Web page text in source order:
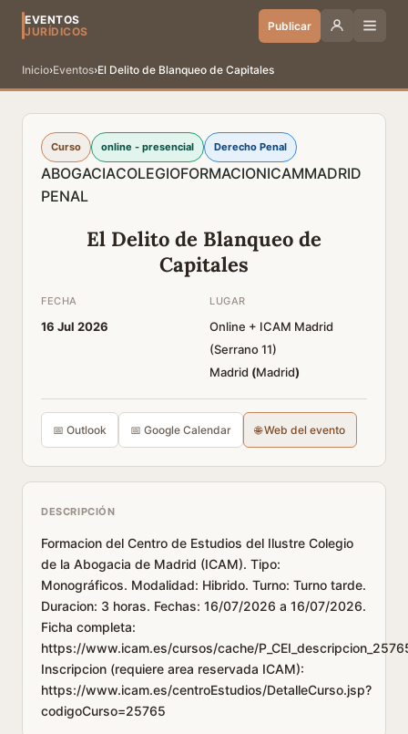
EVENTOS
JURÍDICOS
Publicar
Inicio›Eventos›El Delito de Blanqueo de Capitales
Curso online - presencial Derecho Penal
ABOGACIACOLEGIOFORMACIONICAMMADRID
PENAL
El Delito de Blanqueo de
Capitales
FECHA
16 Jul 2026
LUGAR
Online + ICAM Madrid
(Serrano 11)
Madrid (Madrid)
📅 Outlook 📅 Google Calendar 🌐 Web del evento
DESCRIPCIÓN
Formacion del Centro de Estudios del Ilustre Colegio
de la Abogacia de Madrid (ICAM). Tipo:
Monográficos. Modalidad: Hibrido. Turno: Turno tarde.
Duracion: 3 horas. Fechas: 16/07/2026 a 16/07/2026.
Ficha completa:
https://www.icam.es/cursos/cache/
Inscripcion (requiere area reservada ICAM):
https://www.icam.es/centroEstudios/DetalleCurso.jsp?
codigoCurso=25765